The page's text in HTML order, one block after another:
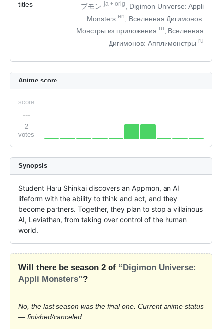
titles
プモンja + orig
, Digimon Universe: Appli
Monsters en
, Вселенная Дигимонов:
Монстры из приложения ru
, Вселенная
Дигимонов: Апплимонстры ru
Anime score
score
---
2
votes
Synopsis
Student Haru Shinkai discovers an Appmon, an AI
lifeform with the ability to think and act, and they
become partners. Together, they plan to stop a villainous
AI, Leviathan, from taking over control of the human
world.
Will there be season 2 of “Digimon Universe:
Appli Monsters”?
No, the last season was the final one. Current anime status
— finished/canceled.